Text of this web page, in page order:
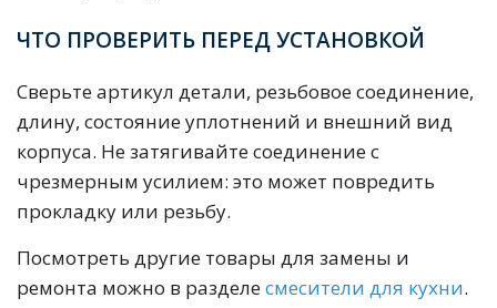
ЧТО ПРОВЕРИТЬ ПЕРЕД УСТАНОВКОЙ
Сверьте артикул детали, резьбовое соединение,
длину, состояние уплотнений и внешний вид
корпуса. Не затягивайте соединение с
чрезмерным усилием: это может повредить
прокладку или резьбу.
Посмотреть другие товары для замены и
ремонта можно в разделесмесители для кухни.